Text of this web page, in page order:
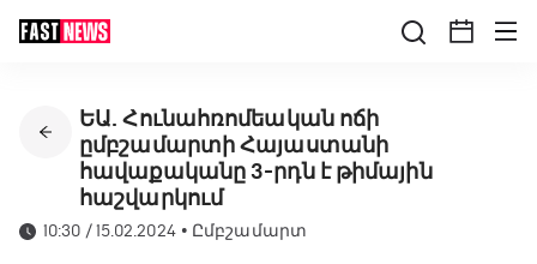
ԵԱ. Հունահռոմեական ոճի
ըմբշամարտի Հայաստանի
հավաքականը 3-րդն է թիմային
հաշվարկում
10:30 / 15.02.2024 • Ըմբշամարտ